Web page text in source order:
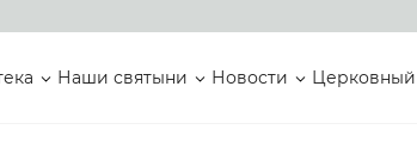
Наши святыни Новости Церковный